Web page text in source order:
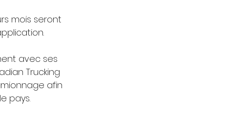
mois seront
avec ses
Trucking
afin
pays.